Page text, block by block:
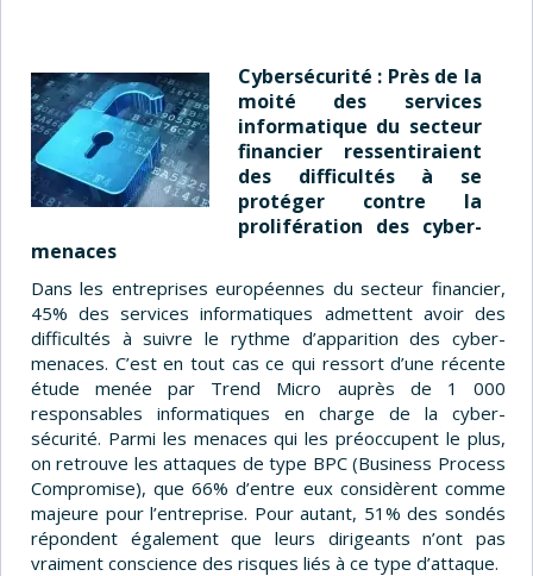
Cybersécurité : Près de la
moité des services
informatique du secteur
financier ressentiraient
des difficultés à se
protéger contre la
prolifération des cyber-
menaces
Dans les entreprises européennes du secteur financier,
45% des services informatiques admettent avoir des
difficultés à suivre le rythme d’apparition des cyber-
menaces. C’est en tout cas ce qui ressort d’une récente
étude menée par Trend Micro auprès de 1 000
responsables informatiques en charge de la cyber-
sécurité. Parmi les menaces qui les préoccupent le plus,
on retrouve les attaques de type BPC (Business Process
Compromise), que 66% d’entre eux considèrent comme
majeure pour l’entreprise. Pour autant, 51% des sondés
répondent également que leurs dirigeants n’ont pas
vraiment conscience des risques liés à ce type d’attaque.